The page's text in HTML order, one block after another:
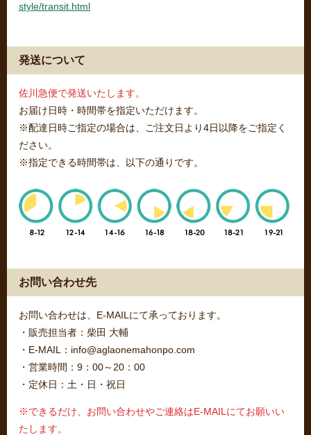
style/transit.html
発送について
佐川急便で発送いたします。
お届け日時・時間帯を指定いただけます。
※配達日時ご指定の場合は、ご注文日より4日以降をご指定く
ださい。
※指定できる時間帯は、以下の通りです。
お問い合わせ先
お問い合わせは、E-MAILにて承っております。
・販売担当者：柴田 大輔
・E-MAIL：info@aglaonemahonpo.com
・営業時間：9：00～20：00
・定休日：土・日・祝日
※できるだけ、お問い合わせやご連絡はE-MAILにてお願いい
たします。